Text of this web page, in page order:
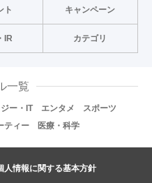
ト キャンペーン
IR カテゴリ
一覧
ー・IT エンタメ
スポーツ
ティー 医療・科学
人情報に関する基本方針